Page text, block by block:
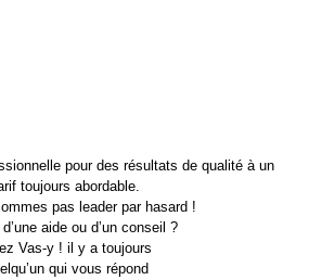
pour des résultats de qualité à un
toujours abordable.
pas leader par hasard !
aide ou d’un conseil ?
Vas-y ! il y a toujours
qui vous répond